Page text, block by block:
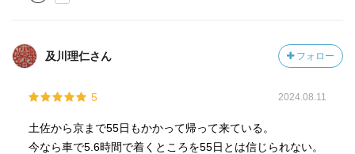
及川理仁さん フォロー
5 2024.08.11
土佐から京まで55日もかかって帰って来ている。
今なら車で5.6時間で着くところを55日とは信じられない。